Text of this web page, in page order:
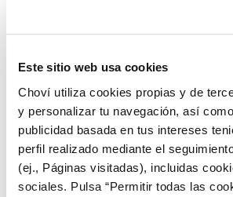
Este sitio web usa cookies
Choví utiliza cookies propias y de
y personalizar tu navegación, así
publicidad basada en tus intereses
perfil realizado mediante el
(ej., Páginas visitadas), incluidas
sociales. Pulsa “Permitir todas las
USER REVIEW 5
Compártelo